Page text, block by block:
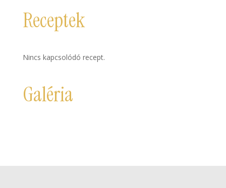
Receptek
Nincs kapcsolódó recept.
Galéria